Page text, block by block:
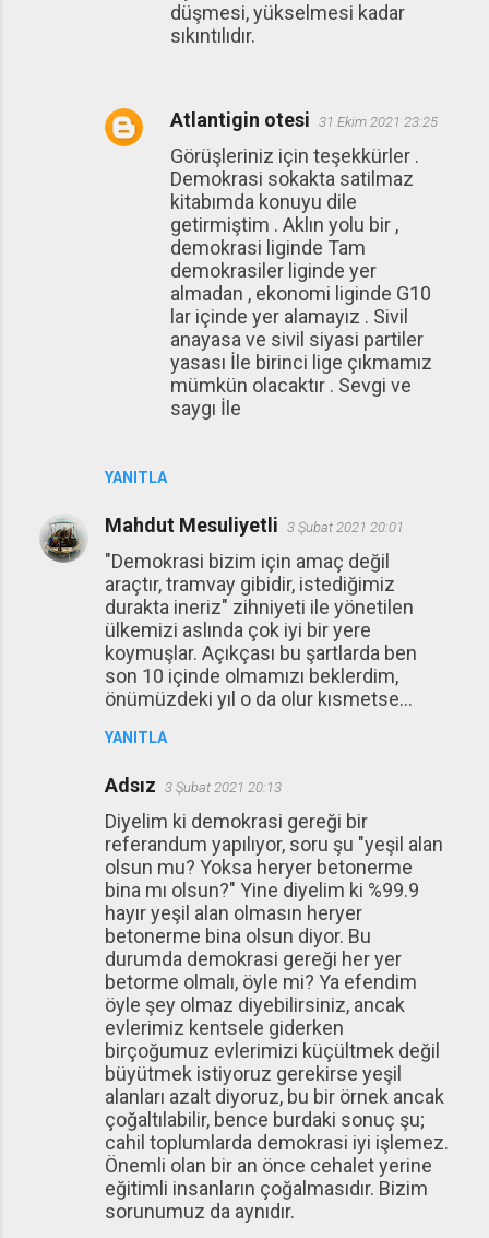
YANITLA
düşmesi, yükselmesi kadar
sıkıntılıdır.
Atlantigin otesi 31 Ekim 2021 23:25
Görüşleriniz için teşekkürler .
Demokrasi sokakta satilmaz
kitabımda konuyu dile
getirmiştim . Aklın yolu bir ,
demokrasi liginde Tam
demokrasiler liginde yer
almadan , ekonomi liginde G10
lar içinde yer alamayız . Sivil
anayasa ve sivil siyasi partiler
yasası İle birinci lige çıkmamız
mümkün olacaktır . Sevgi ve
saygı İle
Mahdut Mesuliyetli 3 Şubat 2021 20:01
"Demokrasi bizim için amaç değil
araçtır, tramvay gibidir, istediğimiz
durakta ineriz" zihniyeti ile yönetilen
ülkemizi aslında çok iyi bir yere
koymuşlar. Açıkçası bu şartlarda ben
son 10 içinde olmamızı beklerdim,
önümüzdeki yıl o da olur kısmetse...
YANITLA
Adsız 3 Şubat 2021 20:13
Diyelim ki demokrasi gereği bir
referandum yapılıyor, soru şu "yeşil alan
olsun mu? Yoksa heryer betonerme
bina mı olsun?" Yine diyelim ki %99.9
hayır yeşil alan olmasın heryer
betonerme bina olsun diyor. Bu
durumda demokrasi gereği her yer
betorme olmalı, öyle mi? Ya efendim
öyle şey olmaz diyebilirsiniz, ancak
evlerimiz kentsele giderken
birçoğumuz evlerimizi küçültmek değil
büyütmek istiyoruz gerekirse yeşil
alanları azalt diyoruz, bu bir örnek ancak
çoğaltılabilir, bence burdaki sonuç şu;
cahil toplumlarda demokrasi iyi işlemez.
Önemli olan bir an önce cehalet yerine
eğitimli insanların çoğalmasıdır. Bizim
sorunumuz da aynıdır.